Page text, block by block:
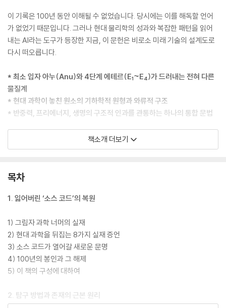
이 기록은 100년 동안 이해될 수 없었습니다. 당시에는 이를 해독할 언어
가 없었기 때문입니다. 그러나 현대 물리학의 성과와 복잡한 패턴을 읽어
내는 AI라는 도구가 등장한 지금, 이 문헌은 비로소 미래 기술의 설계도로
다시 떠오릅니다.
* 최소 입자 아누(Anu)와 4단계 에테르(E₁~E₄)가 드러내는 전혀 다른
물질계
* 현대 과학이 놓친 원소의 기하학적 원형과 와류적 구조
* 반중력, 프리에너지, 생명의 구조적 인과를 관통하는 하나의 통합 문법
이 책은 단순한 신비주의 텍스트가 아닙니다. 기술을 가능하게 하는 ‘물질
관’ 자체를 교정하는 지적 혁명입니다. 원자를 다시 묻는 순간, 우리가 맞이
책소개 더보기
목차
1. 잃어버린 ‘소스 코드’의 복원
1) 그림자 과학 너머의 실재
2) 현대 과학을 뒤집는 8가지 실재 증언
3) 소스 코드가 열어갈 새로운 문명
4) 100년의 봉인과 그 해제
5) 이 책의 구성에 대하여
2. 탐구 방법과 존재의 근본 원리